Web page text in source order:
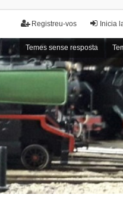
Inicia
Registreu-vos
Temes sense resposta